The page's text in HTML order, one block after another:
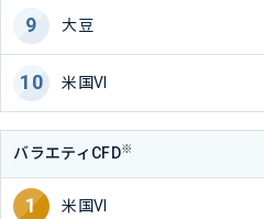
大豆
米国VI
バラエティCFD※
米国VI